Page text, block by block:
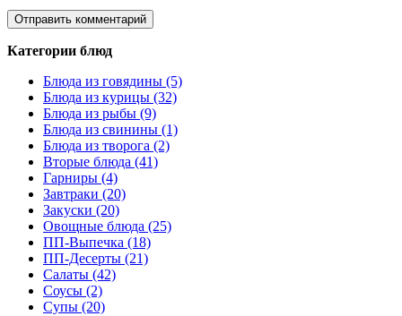
Категории блюд
Блюда из говядины (5)
Блюда из курицы (32)
Блюда из рыбы (9)
Блюда из свинины (1)
Блюда из творога (2)
Вторые блюда (41)
Гарниры (4)
Завтраки (20)
Закуски (20)
Овощные блюда (25)
ПП-Выпечка (18)
ПП-Десерты (21)
Салаты (42)
Соусы (2)
Супы (20)